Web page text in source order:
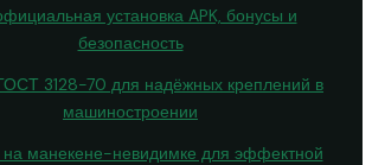
установка APK, бонусы и
безопасность
3128-70 для надёжных креплений в
машиностроении
манекене-невидимке для эффектной